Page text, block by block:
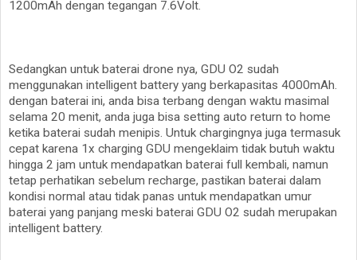
1200mAh dengan tegangan 7.6Volt.
Sedangkan untuk baterai drone nya, GDU O2 sudah
menggunakan intelligent battery yang berkapasitas 4000mAh.
dengan baterai ini, anda bisa terbang dengan waktu masimal
selama 20 menit, anda juga bisa setting auto return to home
ketika baterai sudah menipis. Untuk chargingnya juga termasuk
cepat karena 1x charging GDU mengeklaim tidak butuh waktu
hingga 2 jam untuk mendapatkan baterai full kembali, namun
tetap perhatikan sebelum recharge, pastikan baterai dalam
kondisi normal atau tidak panas untuk mendapatkan umur
baterai yang panjang meski baterai GDU O2 sudah merupakan
intelligent battery.